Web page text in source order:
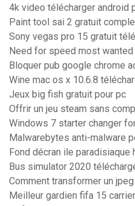
4k video télécharger android
Paint tool sai 2 gratuit
Sony vegas pro 15 gratuit
Need for speed most
Bloquer pub google chrome
Wine mac os x 10.6.8
Jeux big fish gratuit pour pc
Offrir un jeu steam sans
Windows 7 starter changer
Malwarebytes anti-malware
Fond décran ile paradisiaque
Bus simulator 2020
Comment transformer un
Meilleur gardien fifa 15